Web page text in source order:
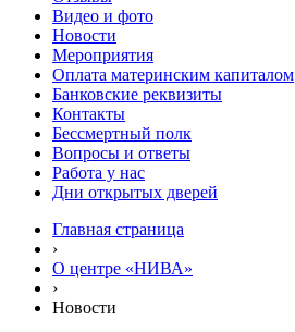
Видео и фото
Новости
Мероприятия
Оплата материнским капиталом
Банковские реквизиты
Контакты
Бессмертный полк
Вопросы и ответы
Работа у нас
Дни открытых дверей
Главная страница
›
О центре «НИВА»
›
Новости